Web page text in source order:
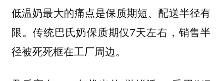
低温奶最大的痛点是保质期短、配送半径有
限。传统巴氏奶保质期仅7天左右，销售半
径被死死框在工厂周边。